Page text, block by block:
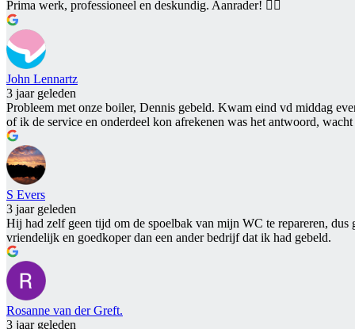
Prima werk, professioneel en deskundig. Aanrader! 👍🏻
John Lennartz
3 jaar geleden
Probleem met onze boiler, Dennis gebeld. Kwam eind vd middag
of ik de service en onderdeel kon afrekenen was het antwoord,
S Evers
3 jaar geleden
Hij had zelf geen tijd om de spoelbak van mijn WC te repareren,
vriendelijk en goedkoper dan een ander bedrijf dat ik had gebeld.
Rosanne van der Greft.
3 jaar geleden